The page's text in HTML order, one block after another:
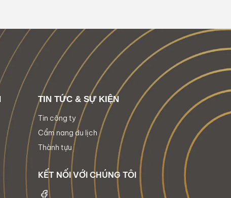
TIN TỨC & SỰ KIỆN
Tin công ty
Cẩm nang du lịch
Thành tựu
KẾT NỐI VỚI CHÚNG TÔI